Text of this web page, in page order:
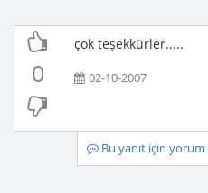
0
çok teşekkürler.....
02-10-2007
Bu yanıt için